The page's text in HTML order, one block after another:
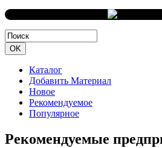
Каталог
Добавить Материал
Новое
Рекомендуемое
Популярное
Рекомендуемые